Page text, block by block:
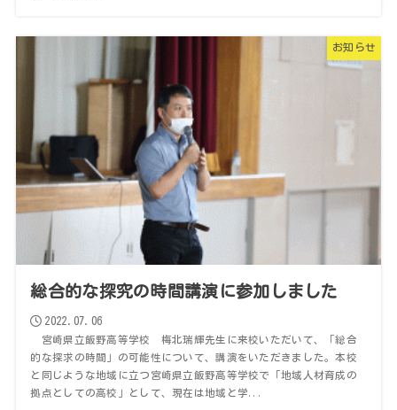
お知らせ
総合的な探究の時間講演に参加しました
2022.07.06
宮崎県立飯野高等学校 梅北瑞輝先生に来校いただいて、「総合
的な探求の時間」の可能性について、講演をいただきました。本校
と同じような地域に立つ宮崎県立飯野高等学校で「地域人材育成の
拠点としての高校」として、現在は地域と学...